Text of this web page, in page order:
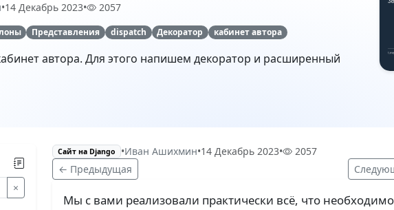
•14 Декабрь 2023• 2057
Представления dispatch Декоратор кабинет автора
автора. Для этого напишем декоратор и расширенный
Сайт на Django •Иван Ашихмин•14 Декабрь 2023•
2057
← Предыдущая
Мы с вами реализовали практически всё, что необходимо
×